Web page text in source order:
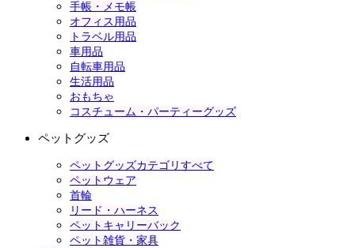
手帳・メモ帳
オフィス用品
トラベル用品
車用品
自転車用品
生活用品
おもちゃ
コスチューム・パーティーグッズ
ペットグッズ
ペットグッズカテゴリすべて
ペットウェア
首輪
リード・ハーネス
ペットキャリーバック
ペット雑貨・家具